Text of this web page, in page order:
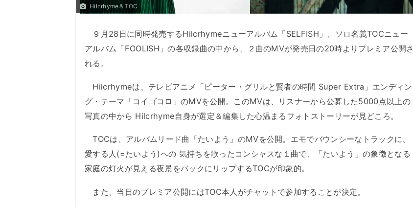
Hilcrhyme＆TOC
９月28日に同時発売するHilcrhymeニューアルバム「SELFISH」、ソロ名義TOCニュー
アルバム「FOOLISH」の各収録曲の中から、２曲のMVが発売日の20時よりプレミア公開さ
れる。
Hilcrhymeは、テレビアニメ「ピーター・グリルと賢者の時間 Super Extra」エンディン
グ・テーマ「コイゴコロ」のMVを公開。このMVは、リスナーから公募した5000点以上の
写真の中から Hilcrhyme自身が選定＆編集した心温まるフォトストーリーが見どころ。
TOCは、アルバムリード曲「たいよう」のMVを公開。エモでバウンシーなトラックに、
愛する人(=たいよう)への 気持ちを歌ったコンシャスな１曲で、「たいよう」の象徴となる
家庭の灯火が見える夜景をバックにリップするTOCが印象的。
また、当日のプレミア公開にはTOC本人がチャットで参加することが決定。